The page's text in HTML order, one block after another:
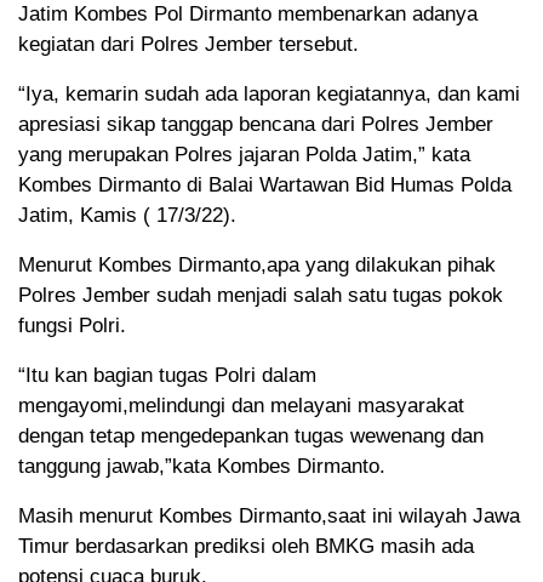
Jatim Kombes Pol Dirmanto membenarkan adanya
kegiatan dari Polres Jember tersebut.
“Iya, kemarin sudah ada laporan kegiatannya, dan kami
apresiasi sikap tanggap bencana dari Polres Jember
yang merupakan Polres jajaran Polda Jatim,” kata
Kombes Dirmanto di Balai Wartawan Bid Humas Polda
Jatim, Kamis ( 17/3/22).
Menurut Kombes Dirmanto,apa yang dilakukan pihak
Polres Jember sudah menjadi salah satu tugas pokok
fungsi Polri.
“Itu kan bagian tugas Polri dalam
mengayomi,melindungi dan melayani masyarakat
dengan tetap mengedepankan tugas wewenang dan
tanggung jawab,”kata Kombes Dirmanto.
Masih menurut Kombes Dirmanto,saat ini wilayah Jawa
Timur berdasarkan prediksi oleh BMKG masih ada
potensi cuaca buruk.